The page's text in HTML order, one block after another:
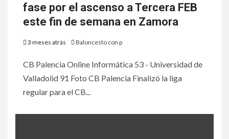
fase por el ascenso a Tercera FEB
este fin de semana en Zamora
3 meses atrás Baloncesto con p
CB Palencia Online Informática 53 - Universidad de
Valladolid 91 Foto CB Palencia Finalizó la liga
regular para el CB...